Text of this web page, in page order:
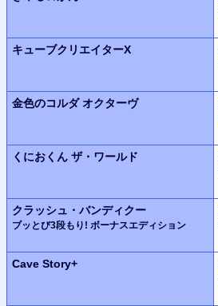
キューブクリエイターX
金色のコルダオクターヴ
くにおくん ザ・ワールド
クラッシュ・バンディクー
ブッとび3段もり! ボーナスエディション
Cave Story+